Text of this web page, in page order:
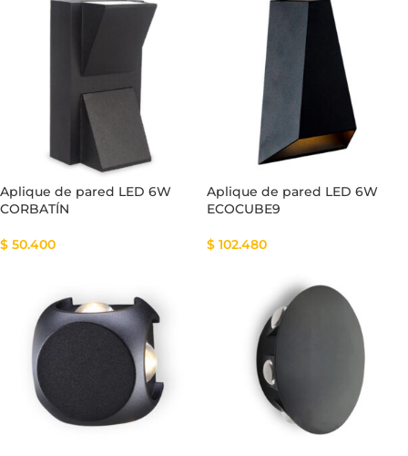
Aplique de pared LED 6W
CORBATÍN
$ 50.400
Aplique de pared LED 6W
ECOCUBE9
$ 102.480